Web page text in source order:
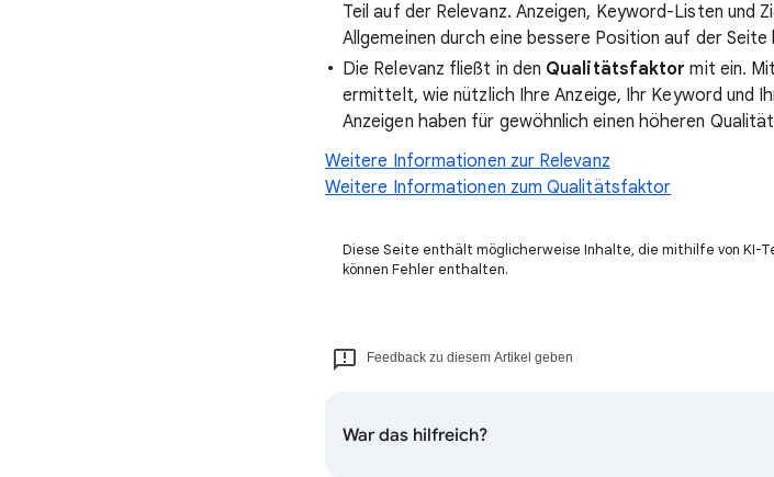
Teil auf der Relevanz. Anzeigen, Keyword-Listen und
Allgemeinen durch eine bessere Position auf der
Die Relevanz fließt in den Qualitätsfaktor mit ein.
ermittelt, wie nützlich Ihre Anzeige, Ihr Keyword und
Anzeigen haben für gewöhnlich einen höheren
Weitere Informationen zur Relevanz
Weitere Informationen zum Qualitätsfaktor
Diese Seite enthält möglicherweise Inhalte, die mithilfe von KI-
können Fehler enthalten.
Feedback zu diesem Artikel geben
War das hilfreich?